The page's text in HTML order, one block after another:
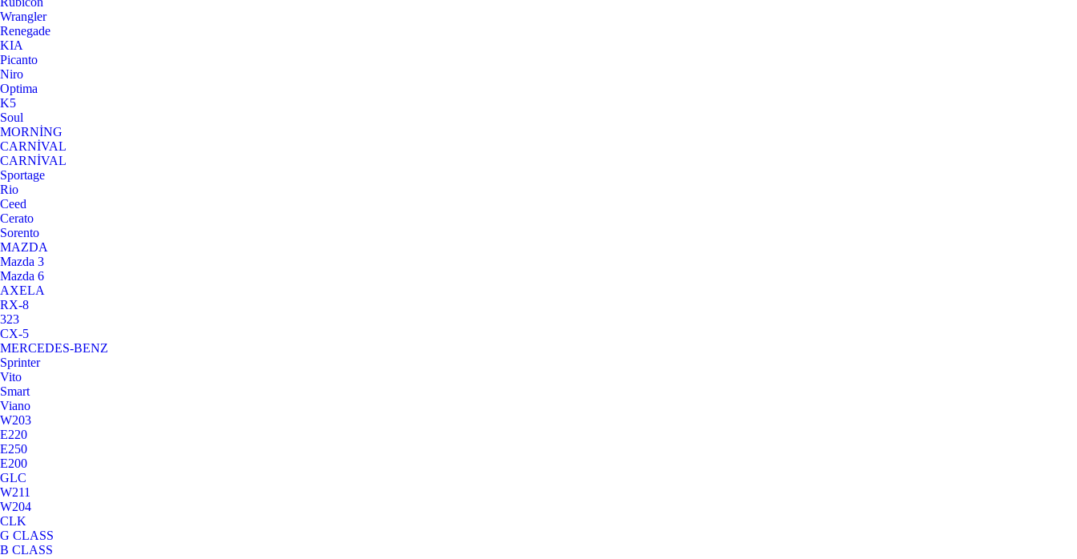
Wrangler
Renegade
KIA
Picanto
Niro
Optima
K5
Soul
MORNİNG
CARNİVAL
CARNİVAL
Sportage
Rio
Ceed
Cerato
Sorento
MAZDA
Mazda 3
Mazda 6
AXELA
RX-8
323
CX-5
MERCEDES-BENZ
Sprinter
Vito
Smart
Viano
W203
E220
E250
E200
GLC
W211
W204
CLK
G CLASS
B CLASS